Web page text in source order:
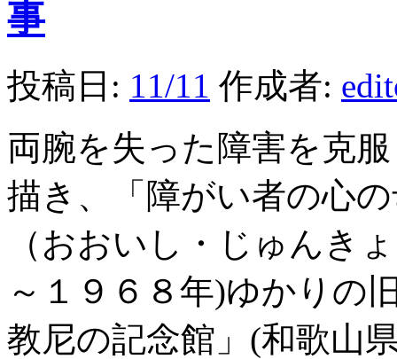
事
投稿日: 11/11 作成者:
両腕を失った障害を克
描き、「障がい者の心
（おおいし・じゅんき
～１９６８年)ゆかりの
教尼の記念館」(和歌山